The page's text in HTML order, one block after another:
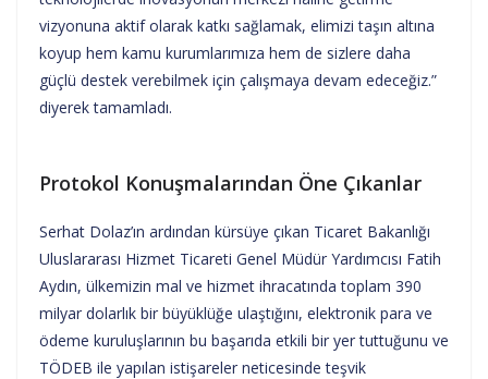
vizyonuna aktif olarak katkı sağlamak, elimizi taşın altına
koyup hem kamu kurumlarımıza hem de sizlere daha
güçlü destek verebilmek için çalışmaya devam edeceğiz.”
diyerek tamamladı.
Protokol Konuşmalarından Öne Çıkanlar
Serhat Dolaz’ın ardından kürsüye çıkan Ticaret Bakanlığı
Uluslararası Hizmet Ticareti Genel Müdür Yardımcısı Fatih
Aydın, ülkemizin mal ve hizmet ihracatında toplam 390
milyar dolarlık bir büyüklüğe ulaştığını, elektronik para ve
ödeme kuruluşlarının bu başarıda etkili bir yer tuttuğunu ve
TÖDEB ile yapılan istişareler neticesinde teşvik